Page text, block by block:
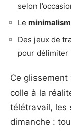
selon
Le
Des jeux de
pour délimiter
Ce glissement
colle à la
télétravail, les
dimanche :